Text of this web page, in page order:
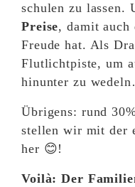
schulen zu
Preise, damit auch
Freude hat. Als
Flutlichtpiste, um
hinunter zu
Übrigens: rund
stellen wir mit der
her 😊!
Voilà: Der